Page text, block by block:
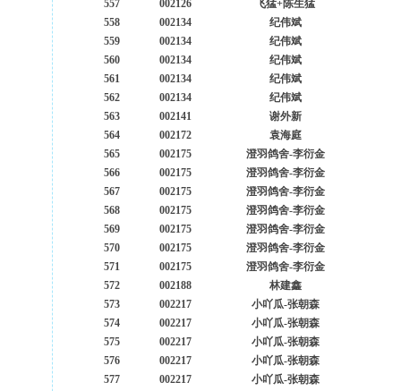
557 002126
飞猛+陈生猛
558
002134
纪伟斌
559
002134
纪伟斌
560
002134
纪伟斌
561
002134
纪伟斌
562
002134
纪伟斌
563
002141
谢外新
564
002172
袁海庭
565
002175
澄羽鸽舍-李衍金
566
002175
澄羽鸽舍-李衍金
567
002175
澄羽鸽舍-李衍金
568
002175
澄羽鸽舍-李衍金
569
002175
澄羽鸽舍-李衍金
570
002175
澄羽鸽舍-李衍金
571
002175
澄羽鸽舍-李衍金
572
002188
林建鑫
573
002217
小吖瓜-张朝森
574
002217
小吖瓜-张朝森
575
002217
小吖瓜-张朝森
576
002217
小吖瓜-张朝森
577
002217
小吖瓜-张朝森